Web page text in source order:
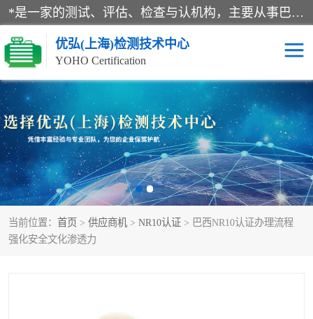
*是一家的测试、评估、检查与认机构，主要从事巴西NR10认证、NR12认证、NR13认证；ANATEL认证、INMTRO认证，欧盟CE认证：MD认证，PED认证，MID认证，ATEX认证，德国蓝色天使认证。
优弘(上海)检测技术中心
YOHO Certification
当前位置： 首页 > 供应商机 > NR10认证 > 巴西NR10认证办理流程
强化安全文化渗透力
RECYCLASS认证 NR10认证
NR12认证 NR13认证
ART认证 巴西NR认证
巴西认证 RETIE认证